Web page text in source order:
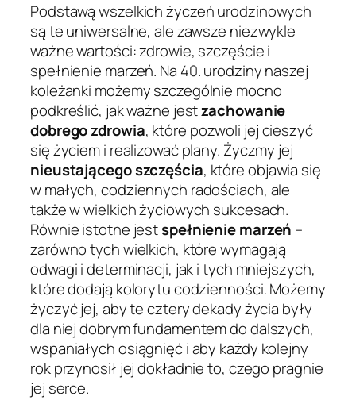
Podstawą wszelkich życzeń urodzinowych
są te uniwersalne, ale zawsze niezwykle
ważne wartości: zdrowie, szczęście i
spełnienie marzeń. Na 40. urodziny naszej
koleżanki możemy szczególnie mocno
podkreślić, jak ważne jestzachowanie
dobrego zdrowia, które pozwoli jej cieszyć
się życiem i realizować plany. Życzmy jej
nieustającego szczęścia, które objawia się
w małych, codziennych radościach, ale
także w wielkich życiowych sukcesach.
Równie istotne jestspełnienie marzeń –
zarówno tych wielkich, które wymagają
odwagi i determinacji, jak i tych mniejszych,
które dodają kolorytu codzienności. Możemy
życzyć jej, aby te cztery dekady życia były
dla niej dobrym fundamentem do dalszych,
wspaniałych osiągnięć i aby każdy kolejny
rok przynosił jej dokładnie to, czego pragnie
jej serce.